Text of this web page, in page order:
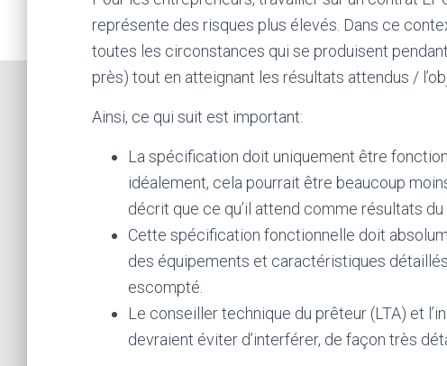
représente des risques plus élevés. Dans ce
toutes les circonstances qui se produisent
près) tout en atteignant les résultats attendus /
Ainsi, ce qui suit est important:
La spécification doit uniquement être
idéalement, cela pourrait être beaucoup
décrit que ce qu’il attend comme résultats
Cette spécification fonctionnelle doit
des équipements et caractéristiques
escompté.
Le conseiller technique du prêteur (LTA) et
devraient éviter d’interférer, de façon très